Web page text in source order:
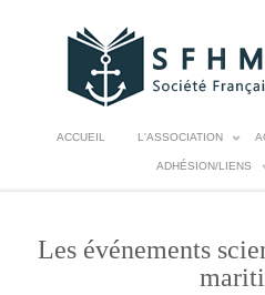
ACCUEIL L'ASSOCIATION
ADHÉSION/LIENS
Les événements